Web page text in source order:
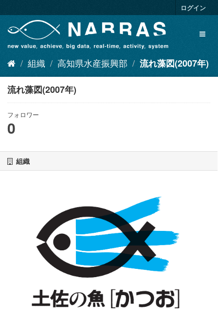
キ
ログイン
組織 高知県水産振興部 流れ藻図(2007年)
流れ藻図(2007年)
フォロワー
0
組織